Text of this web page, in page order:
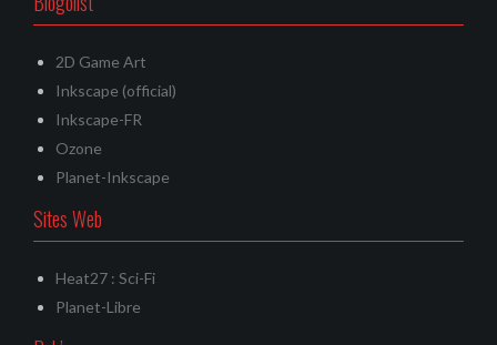
2D Game Art
Inkscape (official)
Inkscape-FR
Ozone
Planet-Inkscape
Sites Web
Heat27 : Sci-Fi
Planet-Libre